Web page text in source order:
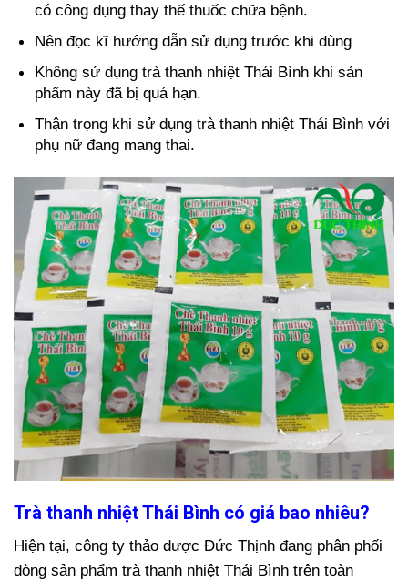
có công dụng thay thế thuốc chữa bệnh.
Nên đọc kĩ hướng dẫn sử dụng trước khi dùng
Không sử dụng trà thanh nhiệt Thái Bình khi sản
phẩm này đã bị quá hạn.
Thận trọng khi sử dụng trà thanh nhiệt Thái Bình với
phụ nữ đang mang thai.
Trà thanh nhiệt Thái Bình có giá bao nhiêu?
Hiện tại, công ty thảo dược Đức Thịnh đang phân phối
dòng sản phẩm trà thanh nhiệt Thái Bình trên toàn